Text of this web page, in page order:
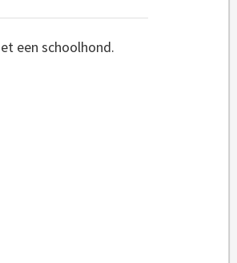
een schoolhond.